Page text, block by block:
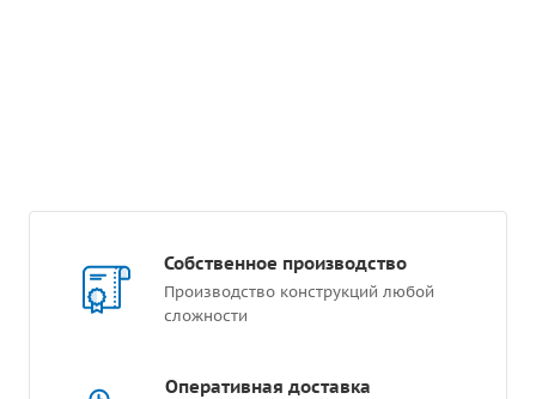
Собственное производство
Производство конструкций любой
сложности
Оперативная доставка